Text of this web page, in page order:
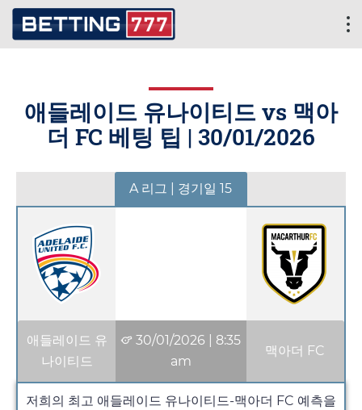
애들레이드 유나이티드 vs 맥아
더 FC 베팅 팁 | 30/01/2026
A 리그 | 경기일 15
애들레이드 유
나이티드
30/01/2026
8:35
am
맥아더 FC
저희의 최고 애들레이드 유나이티드-맥아더 FC 예측을